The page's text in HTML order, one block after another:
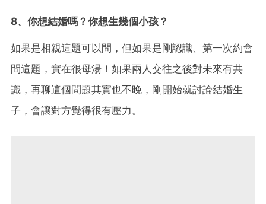
8、你想結婚嗎？你想生幾個小孩？
如果是相親這題可以問，但如果是剛認識、第一次約會
問這題，實在很母湯！如果兩人交往之後對未來有共
識，再聊這個問題其實也不晚，剛開始就討論結婚生
子，會讓對方覺得很有壓力。